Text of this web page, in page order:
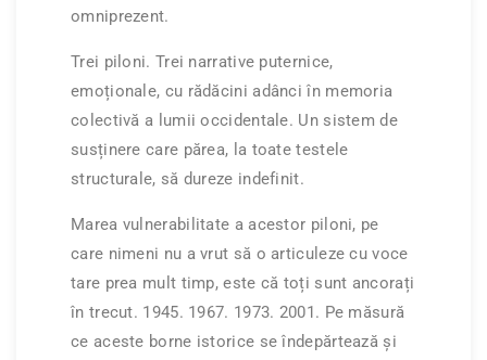
omniprezent.
Trei piloni. Trei narrative puternice,
emoționale, cu rădăcini adânci în memoria
colectivă a lumii occidentale. Un sistem de
susținere care părea, la toate testele
structurale, să dureze indefinit.
Marea vulnerabilitate a acestor piloni, pe
care nimeni nu a vrut să o articuleze cu voce
tare prea mult timp, este că toți sunt ancorați
în trecut. 1945. 1967. 1973. 2001. Pe măsură
ce aceste borne istorice se îndepărtează și